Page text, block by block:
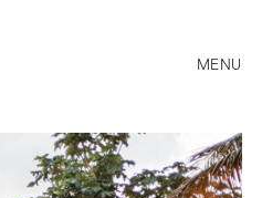
MENU